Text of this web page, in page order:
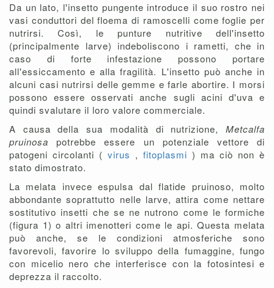
Da un lato, l'insetto pungente introduce il suo rostro nei
vasi conduttori del floema di ramoscelli come foglie per
nutrirsi. Così, le punture nutritive dell'insetto
(principalmente larve) indeboliscono i rametti, che in
caso di forte infestazione possono portare
all'essiccamento e alla fragilità. L'insetto può anche in
alcuni casi nutrirsi delle gemme e farle abortire. I morsi
possono essere osservati anche sugli acini d'uva e
quindi svalutare il loro valore commerciale.
A causa della sua modalità di nutrizione, Metcalfa
pruinosapotrebbe essere un potenziale vettore di
patogeni circolanti ( virus , fitoplasmi ) ma ciò non è
stato dimostrato.
La melata invece espulsa dal flatide pruinoso, molto
abbondante soprattutto nelle larve, attira come nettare
sostitutivo insetti che se ne nutrono come le formiche
(figura 1) o altri imenotteri come le api. Questa melata
può anche, se le condizioni atmosferiche sono
favorevoli, favorire lo sviluppo della fumaggine, fungo
con micelio nero che interferisce con la fotosintesi e
deprezza il raccolto.